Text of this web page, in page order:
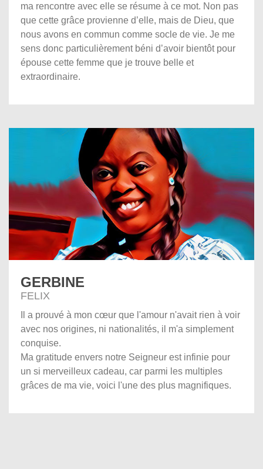
ma rencontre avec elle se résume à ce mot. Non pas
que cette grâce provienne d’elle, mais de Dieu, que
nous avons en commun comme socle de vie. Je me
sens donc particulièrement béni d’avoir bientôt pour
épouse cette femme que je trouve belle et
extraordinaire.
GERBINE
FELIX
Il a prouvé à mon cœur que l'amour n'avait rien à voir
avec nos origines, ni nationalités, il m'a simplement
conquise.
Ma gratitude envers notre Seigneur est infinie pour
un si merveilleux cadeau, car parmi les multiples
grâces de ma vie, voici l'une des plus magnifiques.